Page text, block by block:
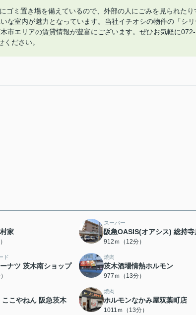
ゴミ置き場を備えているので、外部の人にごみを見られたり
な室内が魅力となっています。当社イチオシの物件の「シ
市エリアの賃貸情報が豊富にございます。ぜひお気軽に072-
ださい。
家
スーパー
阪急OASIS(オアシス) 総持寺
912ｍ（12分）
ド
ナツ 茨木南ショップ
焼肉
茨木酒場情熱ホルモン
977ｍ（13分）
ここやねん 阪急茨木
焼肉
ホルモンなかみ屋双葉町店
1011ｍ（13分）